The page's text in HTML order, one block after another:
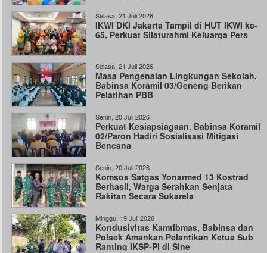
Selasa, 21 Juli 2026
IKWI DKI Jakarta Tampil di HUT IKWI ke-
65, Perkuat Silaturahmi Keluarga Pers
Selasa, 21 Juli 2026
Masa Pengenalan Lingkungan Sekolah,
Babinsa Koramil 03/Geneng Berikan
Pelatihan PBB
Senin, 20 Juli 2026
Perkuat Kesiapsiagaan, Babinsa Koramil
02/Paron Hadiri Sosialisasi Mitigasi
Bencana
Senin, 20 Juli 2026
Komsos Satgas Yonarmed 13 Kostrad
Berhasil, Warga Serahkan Senjata
Rakitan Secara Sukarela
Minggu, 19 Juli 2026
Kondusivitas Kamtibmas, Babinsa dan
Polsek Amankan Pelantikan Ketua Sub
Ranting IKSP-PI di Sine